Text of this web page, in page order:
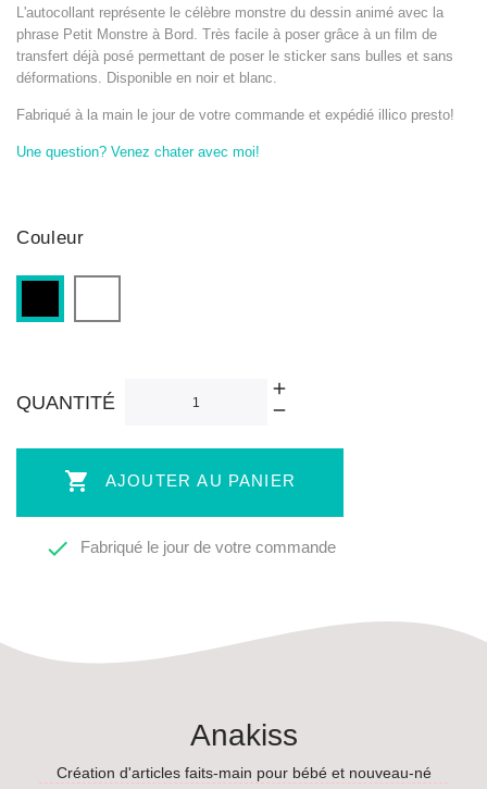
L'autocollant représente le célèbre monstre du dessin animé avec la
phrase Petit Monstre à Bord. Très facile à poser grâce à un film de
transfert déjà posé permettant de poser le sticker sans bulles et sans
déformations. Disponible en noir et blanc.
Fabriqué à la main le jour de votre commande et expédié illico presto!
Une question? Venez chater avec moi!
Couleur
QUANTITÉ
 AJOUTER AU PANIER
 Fabriqué le jour de votre commande
Anakiss
Création d'articles faits-main pour bébé et nouveau-né